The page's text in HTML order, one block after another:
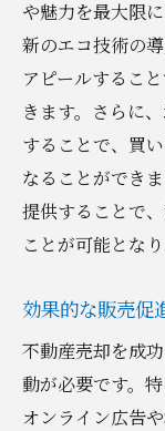
や魅力を最大限
新のエコ技術の
アピールするこ
きます。さらに
することで、買
なることができ
提供することで
ことが可能となり
効果的な販売促
不動産売却を成
動が必要です。
オンライン広告